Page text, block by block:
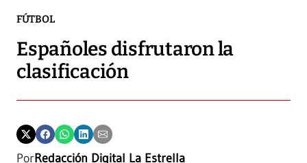
FÚTBOL
Españoles disfrutaron la
clasificación
PorRedacción Digital La Estrella